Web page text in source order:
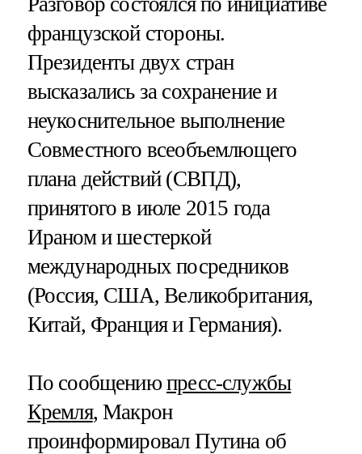
французской стороны.
Президенты двух стран
высказались за сохранение и
неукоснительное выполнение
Совместного всеобъемлющего
плана действий (СВПД),
принятого в июле 2015 года
Ираном и шестеркой
международных посредников
(Россия, США, Великобритания,
Китай, Франция и Германия).
По сообщениюпресс-службы
Кремля, Макрон
проинформировал Путина об